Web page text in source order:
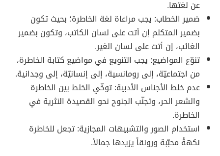
عن لغتها.
ضمير الخطاب: يجب مراعاة لغة الخاطرة؛ بحيث تكون
بضمير المتكلم إن أتت على لسان الكاتب، وتكون بضمير
الغائب، إن أتت على لسان الغير.
تنوّع المواضيع: يجب التنويع في مواضيع كتابة الخاطرة،
من اجتماعيّة، إلى رومانسية، إلى إنسانيّة، إلى وجدانية.
عدم خلط الأجناس الأدبية: توخّي الخلط بين الخاطرة
والشعر الحر، وتجنّب الجنوح نحو القصيدة النثرية في
الخاطرة.
استخدام الصور والتشبيهات المجازية: تجعل للخاطرة
نكهةً محبّبة ورونقاً يزيدها جمالاً.